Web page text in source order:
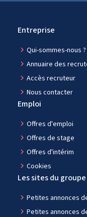
Entreprise
navigate_next Qui-sommes-nous ?
navigate_next Annuaire des
navigate_next Accès recruteur
navigate_next Nous contacter
Emploi
navigate_next Offres d'emploi
navigate_next Offres de stage
navigate_next Offres d'intérim
navigate_next Cookies
Les sites du
navigate_next Petites annonces
navigate_next Petites annonces